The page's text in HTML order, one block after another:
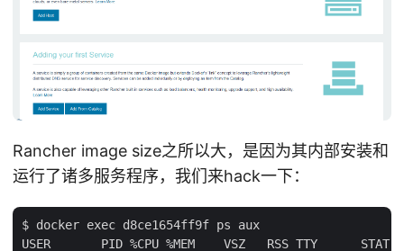
Rancher image size之所以大，是因为其内部安装和
运行了诸多服务程序，我们来hack一下：
$ docker exec d8ce1654ff9f ps aux
USER       PID %CPU %MEM    VSZ   RSS TTY      STAT